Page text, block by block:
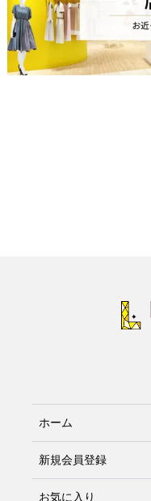
股下
わたり幅
ホーム
新規会員登録
お気に入り